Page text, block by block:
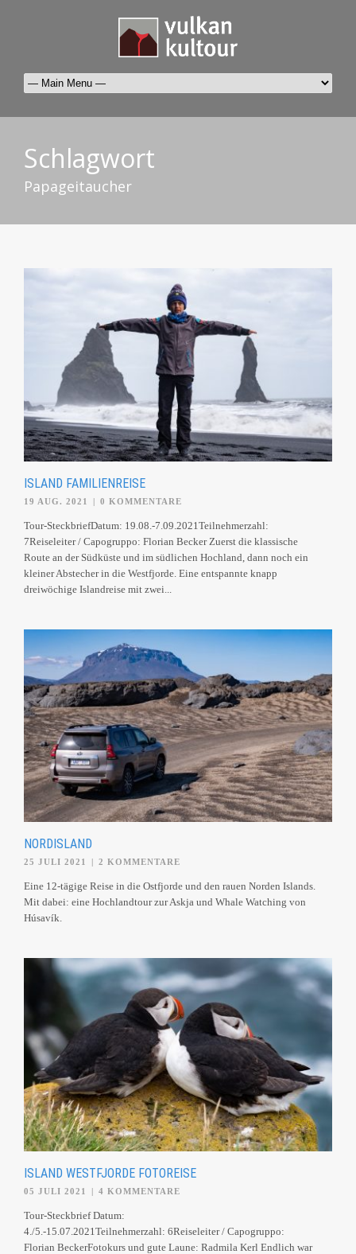
Schlagwort
Papageitaucher
ISLAND FAMILIENREISE
19 AUG. 2021 | 0 KOMMENTARE
Tour-SteckbriefDatum: 19.08.-7.09.2021Teilnehmerzahl:
7Reiseleiter / Capogruppo: Florian Becker Zuerst die klassische
Route an der Südküste und im südlichen Hochland, dann noch ein
kleiner Abstecher in die Westfjorde. Eine entspannte knapp
dreiwöchige Islandreise mit zwei...
NORDISLAND
25 JULI 2021 2 KOMMENTARE
Eine 12-tägige Reise in die Ostfjorde und den rauen Norden Islands.
Mit dabei: eine Hochlandtour zur Askja und Whale Watching von
Húsavík.
ISLAND WESTFJORDE FOTOREISE
05 JULI 2021 | 4 KOMMENTARE
Tour-Steckbrief Datum:
4./5.-15.07.2021Teilnehmerzahl: 6Reiseleiter / Capogruppo:
Florian BeckerFotokurs und gute Laune: Radmila Kerl Endlich war